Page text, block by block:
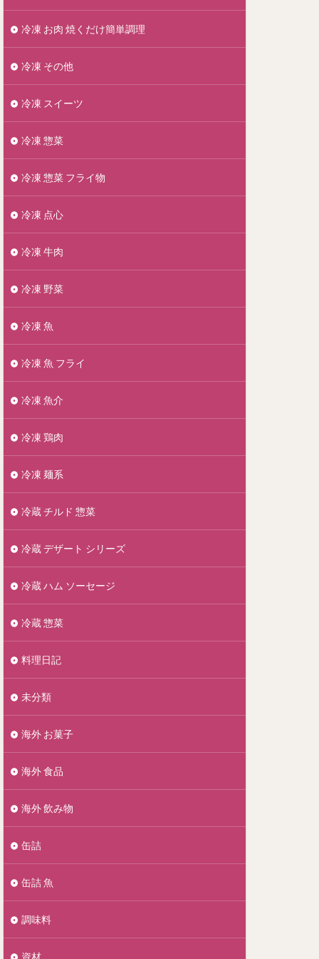
冷凍 お肉 焼くだけ簡単調理
冷凍 その他
冷凍 スイーツ
冷凍 惣菜
冷凍 惣菜 フライ物
冷凍 点心
冷凍 牛肉
冷凍 野菜
冷凍 魚
冷凍 魚 フライ
冷凍 魚介
冷凍 鶏肉
冷凍 麺系
冷蔵 チルド 惣菜
冷蔵 デザート シリーズ
冷蔵 ハム ソーセージ
冷蔵 惣菜
料理日記
未分類
海外 お菓子
海外 食品
海外 飲み物
缶詰
缶詰 魚
調味料
資材